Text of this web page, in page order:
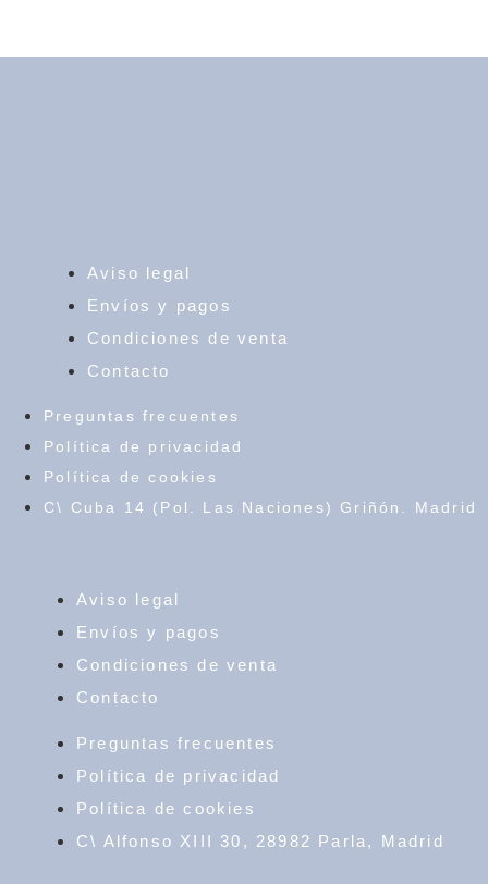
Aviso legal
Envíos y pagos
Condiciones de venta
Contacto
Preguntas frecuentes
Política de privacidad
Política de cookies
C\ Cuba 14 (Pol. Las Naciones) Griñón. Madrid
Aviso legal
Envíos y pagos
Condiciones de venta
Contacto
Preguntas frecuentes
Política de privacidad
Política de cookies
C\ Alfonso XIII 30, 28982 Parla, Madrid